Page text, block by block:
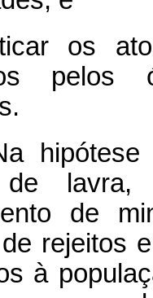
os
hipótese
de
de
rejeitos
à